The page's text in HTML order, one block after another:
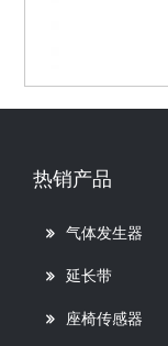
热销产品
气体发生器
延长带
座椅传感器